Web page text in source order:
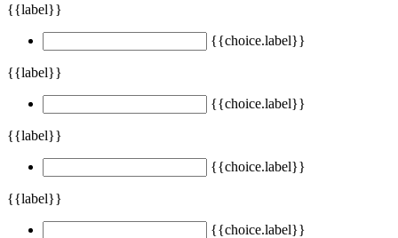
{{label}}
{{choice.label}}
{{label}}
{{choice.label}}
{{label}}
{{choice.label}}
{{label}}
{{choice.label}}